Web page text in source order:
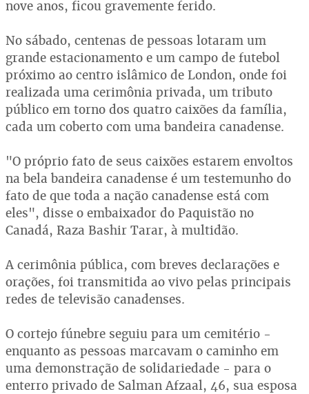
nove anos, ficou gravemente ferido.
No sábado, centenas de pessoas lotaram um
grande estacionamento e um campo de futebol
próximo ao centro islâmico de London, onde foi
realizada uma cerimônia privada, um tributo
público em torno dos quatro caixões da família,
cada um coberto com uma bandeira canadense.
"O próprio fato de seus caixões estarem envoltos
na bela bandeira canadense é um testemunho do
fato de que toda a nação canadense está com
eles", disse o embaixador do Paquistão no
Canadá, Raza Bashir Tarar, à multidão.
A cerimônia pública, com breves declarações e
orações, foi transmitida ao vivo pelas principais
redes de televisão canadenses.
O cortejo fúnebre seguiu para um cemitério -
enquanto as pessoas marcavam o caminho em
uma demonstração de solidariedade - para o
enterro privado de Salman Afzaal, 46, sua esposa